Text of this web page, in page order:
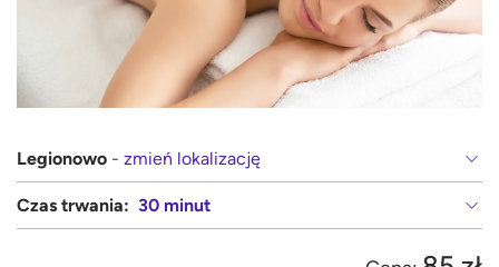
Legionowo - zmień lokalizację
Czas trwania: 30 minut